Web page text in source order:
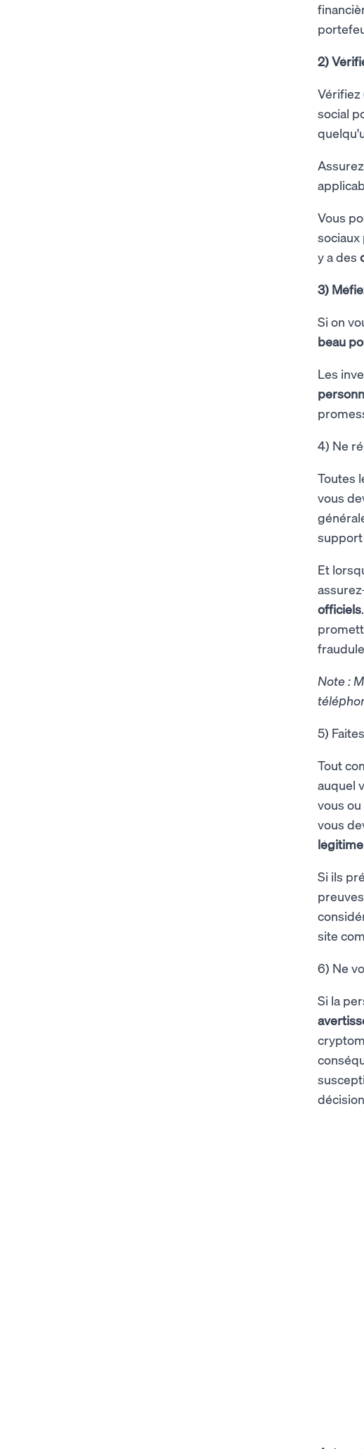
2)
Vérifiez
social
Vous
sociaux
y a des
3)
Si on
beau
Les
4) Ne
Toutes
vous
support
Et
officiels
Note :
5)
Tout
auquel
vous
vous
légitime
Si ils
site
6) Ne
Si la